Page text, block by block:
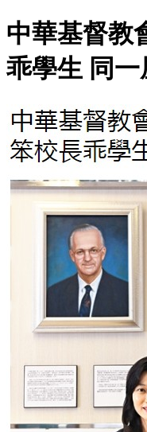
中華基督教
乖學生 同一